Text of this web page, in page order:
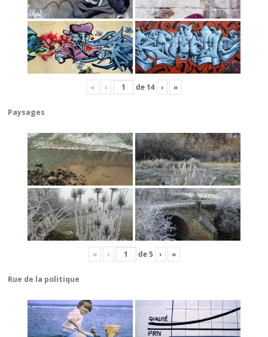
« ‹ de 14 › »
Paysages
« ‹ de5 › »
Rue de la politique